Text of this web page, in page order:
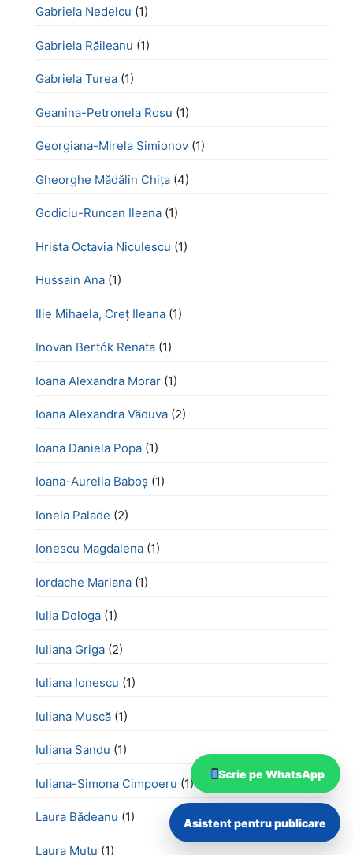
Gabriela Nedelcu (1)
Gabriela Răileanu (1)
Gabriela Turea (1)
Geanina-Petronela Roșu (1)
Georgiana-Mirela Simionov (1)
Gheorghe Mădălin Chiţa (4)
Godiciu-Runcan Ileana (1)
Hrista Octavia Niculescu (1)
Hussain Ana (1)
Ilie Mihaela, Creț Ileana (1)
Inovan Bertók Renata (1)
Ioana Alexandra Morar (1)
Ioana Alexandra Văduva (2)
Ioana Daniela Popa (1)
Ioana-Aurelia Baboș (1)
Ionela Palade (2)
Ionescu Magdalena (1)
Iordache Mariana (1)
Iulia Dologa (1)
Iuliana Griga (2)
Iuliana Ionescu (1)
Iuliana Muscă (1)
Iuliana Sandu (1)
Iuliana-Simona Cimpoeru (1)
Laura Bădeanu (1)
Laura Mutu (1)
Scrie pe WhatsApp
Asistent pentru publicare